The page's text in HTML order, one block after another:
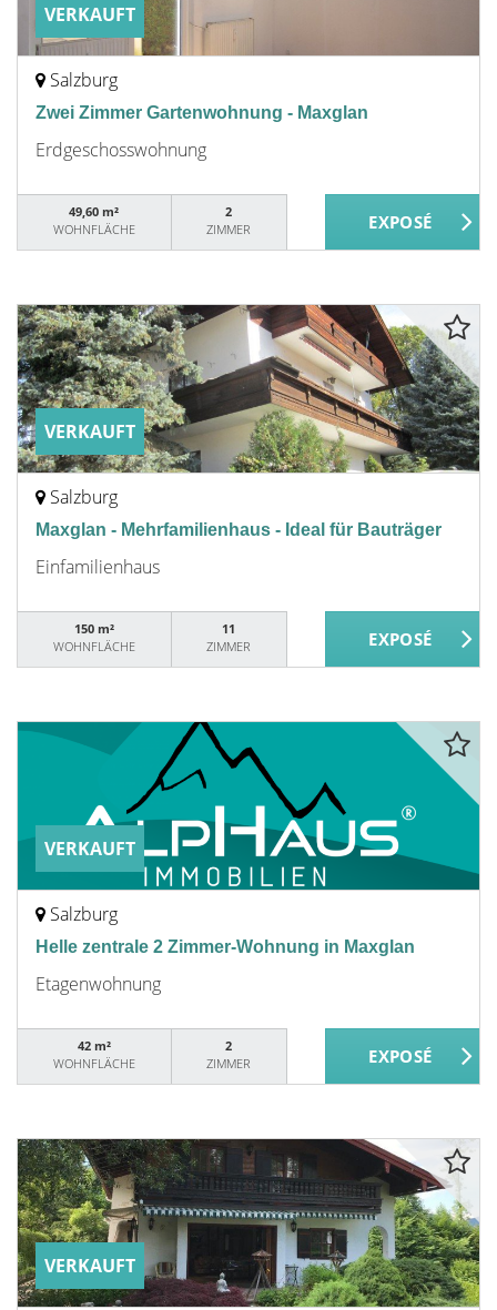
VERKAUFT
Salzburg
Zwei Zimmer Gartenwohnung - Maxglan
Erdgeschosswohnung
49,60 m²
WOHNFLÄCHE
2
ZIMMER
VERKAUFT
Salzburg
Maxglan - Mehrfamilienhaus - Ideal für Bauträger
Einfamilienhaus
150 m²
WOHNFLÄCHE
11
ZIMMER
VERKAUFT
Salzburg
Helle zentrale 2 Zimmer-Wohnung in Maxglan
Etagenwohnung
42 m²
WOHNFLÄCHE
2
ZIMMER
VERKAUFT